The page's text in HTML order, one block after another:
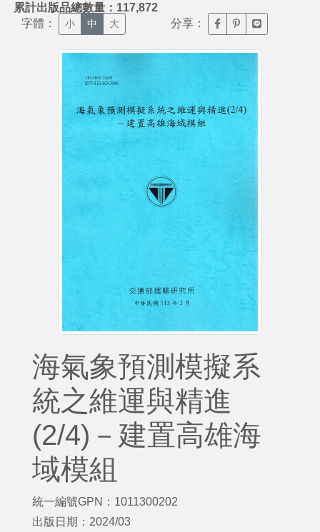
累計出版品總數量：117,872
字體： 小 中 大 分享： 臉書分享(另開新視窗)
噗浪分享(另開新
Line分享(另
海氣象預測模擬系
統之維運與精進
(2/4)－建置高雄海
域模組
統一編號GPN：1011300202
出版日期：2024/03